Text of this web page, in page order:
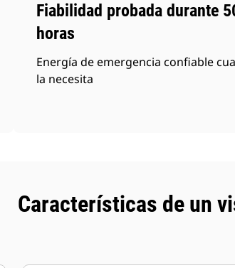
Fiabilidad probada durante
horas
Energía de emergencia confiable
la necesita
Características de un